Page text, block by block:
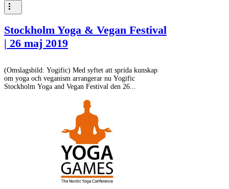
Stockholm Yoga & Vegan Festival
| 26 maj 2019
(Omslagsbild: Yogific) Med syftet att sprida kunskap
om yoga och veganism arrangerar nu Yogific
Stockholm Yoga and Vegan Festival den 26...